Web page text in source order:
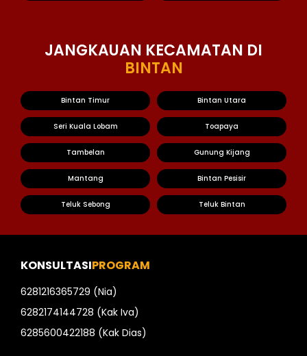
JANGKAUAN KECAMATAN DI
BINTAN
Bintan Timur Bintan Utara
Seri Kuala Lobam Toapaya
Tambelan Gunung Kijang
Mantang Bintan Pesisir
Teluk Sebong Teluk Bintan
KONSULTASIPROGRAM
6281216365729 (Nia)
6282174144728 (Kak Iva)
6285600422188 (Kak Dias)